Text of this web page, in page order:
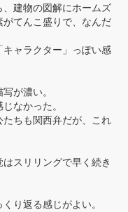
建物の図解にホームズ
てんこ盛りで、なんだ
ャラクター」っぽい感
が濃い。
なかった。
ちも関西弁だが、これ
スリリングで早く続き
り返る感じがよい。